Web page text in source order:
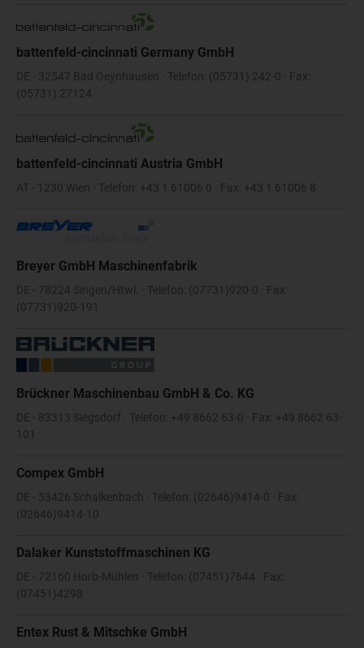
battenfeld-cincinnati Germany GmbH
DE - 32547 Bad Oeynhausen · Telefon: (05731) 242-0 · Fax:
(05731) 27124
battenfeld-cincinnati Austria GmbH
AT - 1230 Wien · Telefon: +43 1 61006 0 · Fax: +43 1 61006 8
Breyer GmbH Maschinenfabrik
DE - 78224 Singen/Htwl. · Telefon: (07731)920-0 · Fax:
(07731)920-191
Brückner Maschinenbau GmbH & Co. KG
DE - 83313 Siegsdorf · Telefon: +49 8662 63-0 · Fax: +49 8662 63-
101
Compex GmbH
DE - 53426 Schalkenbach · Telefon: (02646)9414-0 · Fax:
(02646)9414-10
Dalaker Kunststoffmaschinen KG
DE - 72160 Horb-Mühlen · Telefon: (07451)7644 · Fax:
(07451)4298
Entex Rust & Mitschke GmbH